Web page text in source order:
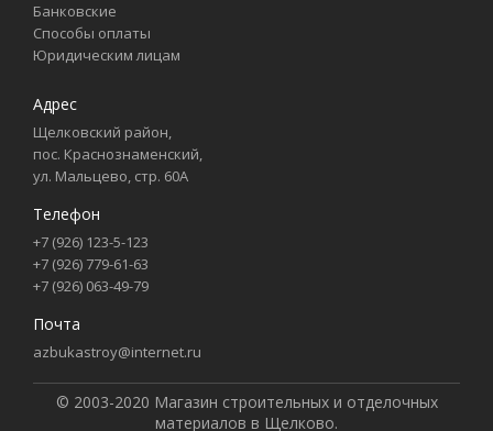
Банковские
Способы оплаты
Юридическим лицам
Адрес
Щелковский район,
пос. Краснознаменский,
ул. Мальцево, стр. 60А
Телефон
+7 (926) 123-5-123
+7 (926) 779-61-63
+7 (926) 063-49-79
Почта
azbukastroy@internet.ru
© 2003-2020 Магазин строительных и отделочных
материалов в Щелково.